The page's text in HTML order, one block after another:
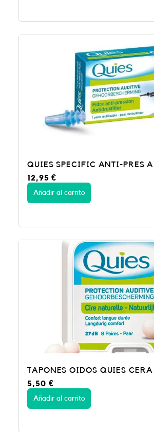
QUIES SPECIFIC ANTI-PRES
12,95€
Añadir al carrito
TAPONES OIDOS QUIES CERA
5,50 €
Añadir al carrito